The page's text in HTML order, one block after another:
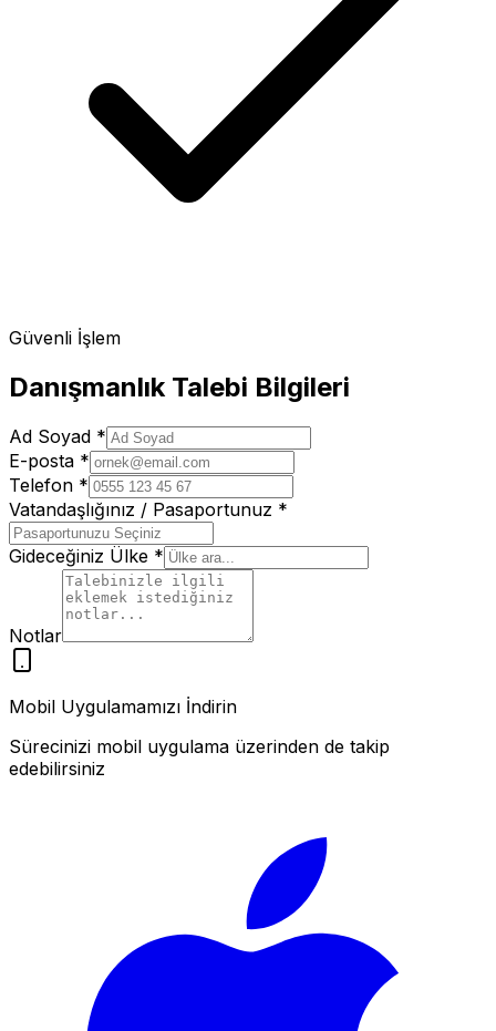
Güvenli İşlem
Danışmanlık Talebi Bilgileri
Ad Soyad *
E-posta *
Telefon *
Vatandaşlığınız / Pasaportunuz *
Gideceğiniz Ülke *
Notlar
Mobil Uygulamamızı İndirin
Sürecinizi mobil uygulama üzerinden de takip
edebilirsiniz